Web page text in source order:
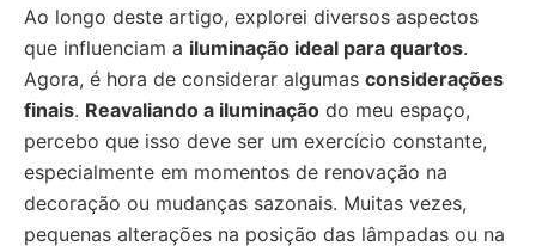
Ao longo deste artigo, explorei diversos aspectos
que influenciam a iluminação ideal para quartos.
Agora, é hora de considerar algumas considerações
finais. Reavaliando a iluminação do meu espaço,
percebo que isso deve ser um exercício constante,
especialmente em momentos de renovação na
decoração ou mudanças sazonais. Muitas vezes,
pequenas alterações na posição das lâmpadas ou na